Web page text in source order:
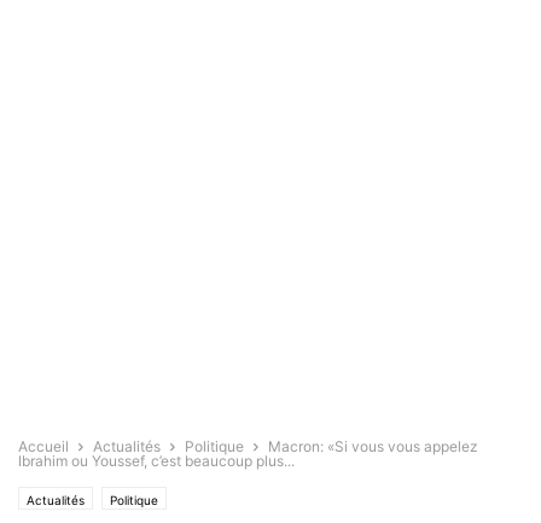
Accueil Actualités Politique
Macron: «Si vous vous appelez
Ibrahim ou Youssef, c’est beaucoup plus...
Actualités Politique